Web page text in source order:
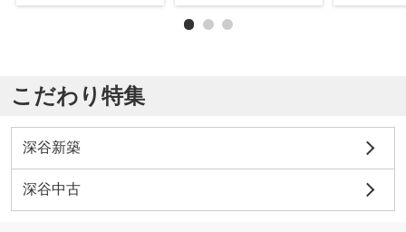
こだわり特集
深谷新築
深谷中古